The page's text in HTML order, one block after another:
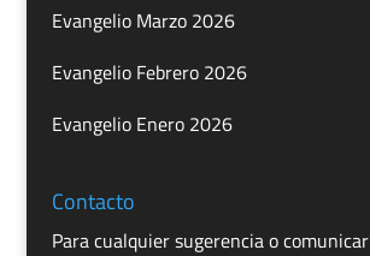
Evangelio Marzo 2026
Evangelio Febrero 2026
Evangelio Enero 2026
Contacto
Para cualquier sugerencia o comunicar